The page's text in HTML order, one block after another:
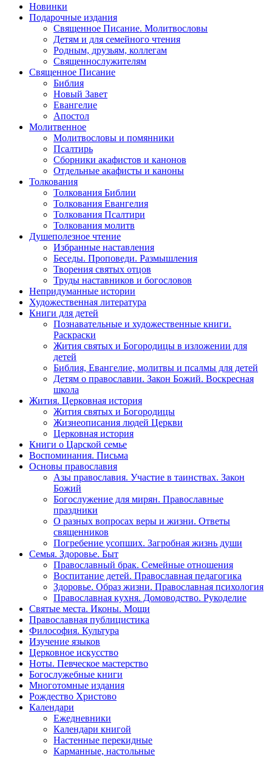
Новинки
Подарочные издания
Священное Писание. Молитвословы
Детям и для семейного чтения
Родным, друзьям, коллегам
Священнослужителям
Священное Писание
Библия
Новый Завет
Евангелие
Апостол
Молитвенное
Молитвословы и помянники
Псалтирь
Сборники акафистов и канонов
Отдельные акафисты и каноны
Толкования
Толкования Библии
Толкования Евангелия
Толкования Псалтири
Толкования молитв
Душеполезное чтение
Избранные наставления
Беседы. Проповеди. Размышления
Творения святых отцов
Труды наставников и богословов
Непридуманные истории
Художественная литература
Книги для детей
Познавательные и художественные книги.
Раскраски
Жития святых и Богородицы в изложении для
детей
Библия, Евангелие, молитвы и псалмы для детей
Детям о православии. Закон Божий. Воскресная
школа
Жития. Церковная история
Жития святых и Богородицы
Жизнеописания людей Церкви
Церковная история
Книги о Царской семье
Воспоминания. Письма
Основы православия
Азы православия. Участие в таинствах. Закон
Божий
Богослужение для мирян. Православные
праздники
О разных вопросах веры и жизни. Ответы
священников
Погребение усопших. Загробная жизнь души
Семья. Здоровье. Быт
Православный брак. Семейные отношения
Воспитание детей. Православная педагогика
Здоровье. Образ жизни. Православная психология
Православная кухня. Домоводство. Рукоделие
Святые места. Иконы. Мощи
Православная публицистика
Философия. Культура
Изучение языков
Церковное искусство
Ноты. Певческое мастерство
Богослужебные книги
Многотомные издания
Рождество Христово
Календари
Ежедневники
Календари книгой
Настенные перекидные
Карманные, настольные